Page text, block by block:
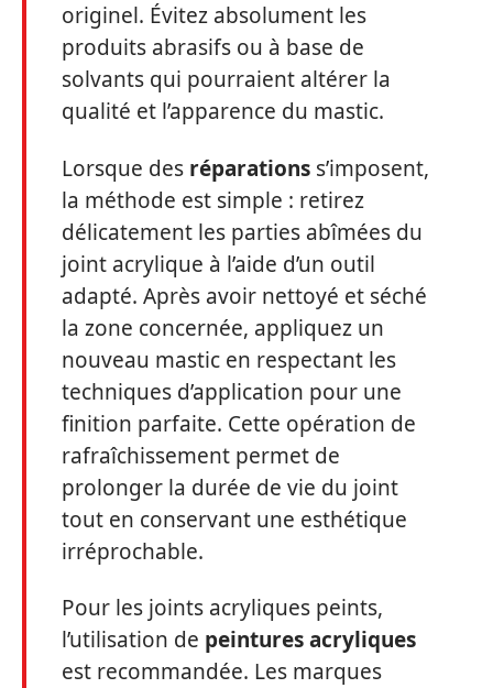
originel. Évitez absolument les
produits abrasifs ou à base de
solvants qui pourraient altérer la
qualité et l’apparence du mastic.
Lorsque des réparations s’imposent,
la méthode est simple : retirez
délicatement les parties abîmées du
joint acrylique à l’aide d’un outil
adapté. Après avoir nettoyé et séché
la zone concernée, appliquez un
nouveau mastic en respectant les
techniques d’application pour une
finition parfaite. Cette opération de
rafraîchissement permet de
prolonger la durée de vie du joint
tout en conservant une esthétique
irréprochable.
Pour les joints acryliques peints,
l’utilisation de peintures acryliques
est recommandée. Les marques